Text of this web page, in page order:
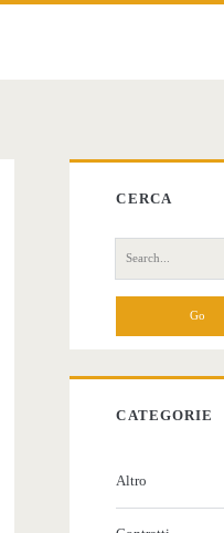
Primary
Sidebar
CERCA
Search
for:
CATEGORIE
Altro